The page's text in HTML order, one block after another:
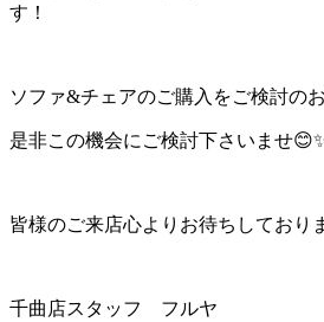
す！
ソファ&チェアのご購入をご検討の
是非この機会にご検討下さいませ
皆様のご来店心よりお待ちしており
千曲店スタッフ フルヤ